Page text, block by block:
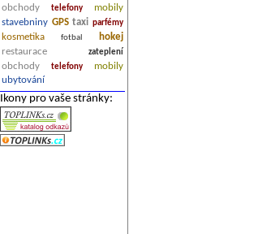
obchody telefony
mobily
stavebniny GPS taxi parfémy
kosmetika fotbal
hokej
restaurace
zateplení
obchody telefony
mobily
ubytování
Ikony pro vaše stránky: